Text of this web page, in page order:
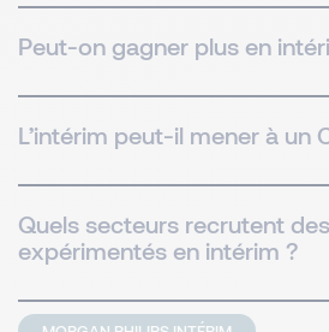
Peut-on gagner plus en
L’intérim peut-il mener à un
Quels secteurs recrutent
expérimentés en intérim ?